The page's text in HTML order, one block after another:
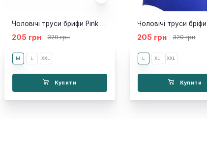
Чоловічі труси брифи Pink Hero Atlas червоні
205 грн 320 грн
M L XXL
Купити
205 грн 320 грн
L XL XXL
Купити